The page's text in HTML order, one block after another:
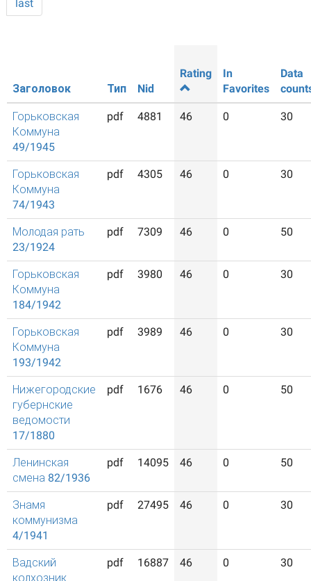
last
Заголовок Тип Nid
Rating
In
Favorites
Data
Горьковская
Коммуна
49/1945
pdf 4881 46 0 30
Горьковская
Коммуна
74/1943
pdf 4305 46 0 30
Молодая рать
23/1924
pdf 7309 46 0 50
Горьковская
Коммуна
184/1942
pdf 3980 46 0 30
Горьковская
Коммуна
193/1942
pdf 3989 46 0 30
Нижегородские
губернские
ведомости
17/1880
pdf 1676 46 0 50
Ленинская
смена 82/1936
pdf 14095 46 0 50
Знамя
коммунизма
4/1941
pdf 27495 46 0 30
Вадский
колхозник
pdf 16887 46 0 30